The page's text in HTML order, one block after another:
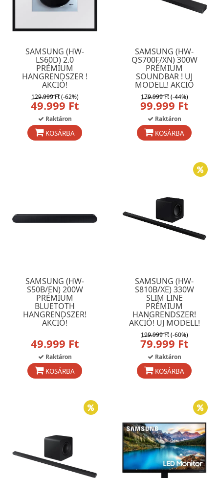
SAMSUNG (HW-
LS60D) 2.0
PRÉMIUM
HANGRENDSZER !
AKCIÓ!
129.999 Ft(-62%)
49.999 Ft
Raktáron
KOSÁRBA
SAMSUNG (HW-
QS700F/XN) 300W
PRÉMIUM
SOUNDBAR ! UJ
MODELL! AKCIÓ
179.999 Ft(-44%)
99.999 Ft
Raktáron
KOSÁRBA
SAMSUNG (HW-
S50B/EN) 200W
PRÉMIUM
BLUETOTH
HANGRENDSZER!
AKCIÓ!
49.999 Ft
Raktáron
KOSÁRBA
SAMSUNG (HW-
S810B/XE) 330W
SLIM LINE
PRÉMIUM
HANGRENDSZER!
AKCIÓ! UJ MODELL!
199.999 Ft(-60%)
79.999 Ft
Raktáron
KOSÁRBA